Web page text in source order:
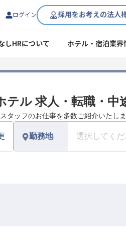
ログイン 採用をお考えの法人
しHRについて ホテル・宿泊業界
ル 求人・転職・中
タッフのお仕事を多数ご紹介いたし
勤務地 選択してく